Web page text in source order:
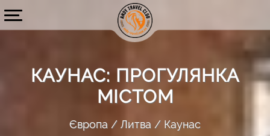
КАУНАС: ПРОГУЛЯНКА
МІСТОМ
Європа Литва Каунас